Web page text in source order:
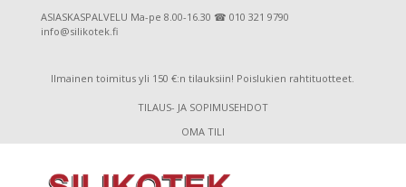
ASIASKASPALVELU Ma-pe 8.00-16.30 ☎ 010 321 9790
info@silikotek.fi
Ilmainen toimitus yli 150 €:n tilauksiin! Poislukien rahtituotteet.
TILAUS- JA SOPIMUSEHDOT
OMA TILI